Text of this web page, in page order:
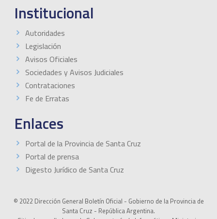
Institucional
Autoridades
Legislación
Avisos Oficiales
Sociedades y Avisos Judiciales
Contrataciones
Fe de Erratas
Enlaces
Portal de la Provincia de Santa Cruz
Portal de prensa
Digesto Jurídico de Santa Cruz
© 2022 Dirección General Boletín Oficial - Gobierno de la Provincia de
Santa Cruz - República Argentina.